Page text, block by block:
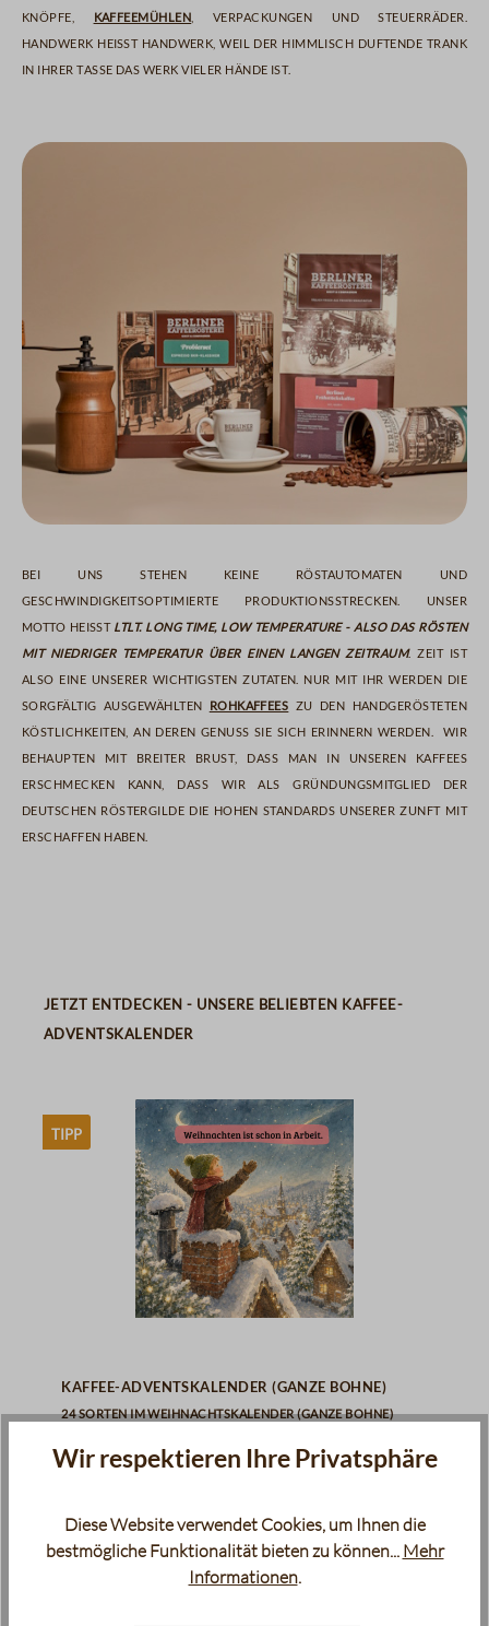
Knöpfe, Kaffeemühlen , Verpackungen und Steuerräder.
Handwerk heißt Handwerk, weil der himmlisch duftende Trank
in Ihrer Tasse das Werk vieler Hände ist.
Bei uns stehen keine Röstautomaten und
geschwindigkeitsoptimierte Produktionsstrecken. Unser
Motto heißtLTLT. Long Time, Low Temperature - also das Rösten
mit niedriger Temperatur über einen langen Zeitraum. Zeit ist
also eine unserer wichtigsten Zutaten. Nur mit ihr werden die
sorgfältig ausgewählten Rohkaffees zu den handgerösteten
Köstlichkeiten, an deren Genuss Sie sich erinnern werden. Wir
behaupten mit breiter Brust, dass man in unseren Kaffees
erschmecken kann, dass wir als Gründungsmitglied der
Deutschen Röstergilde die hohen Standards unserer Zunft mit
erschaffen haben.
Produktgalerie überspringen
Jetzt entdecken - unsere beliebten Kaffee-
Adventskalender
Tipp
Kaffee-Adventskalender (ganze Bohne)
24 Sorten im Weihnachtskalender (ganze Bohne)
74,90 €
Momentan nicht verfügbar
Wir respektieren Ihre Privatsphäre
Diese Website verwendet Cookies, um Ihnen die
bestmögliche Funktionalität bieten zu können... Mehr
Informationen.